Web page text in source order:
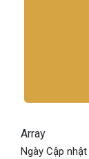
Array
Ngày Cập nhật